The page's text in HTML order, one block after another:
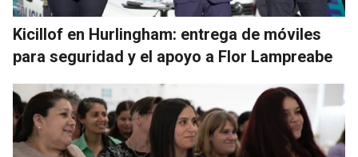
Kicillof en Hurlingham: entrega de móviles
para seguridad y el apoyo a Flor Lampreabe